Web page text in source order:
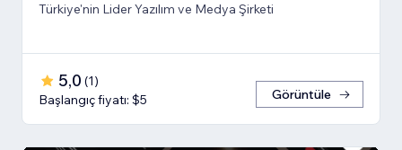
Türkiye'nin Lider Yazılım ve Medya Şirketi
5,0 (1)
Başlangıç fiyatı: $5
Görüntüle